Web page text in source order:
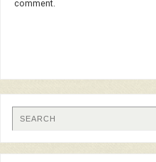
comment.